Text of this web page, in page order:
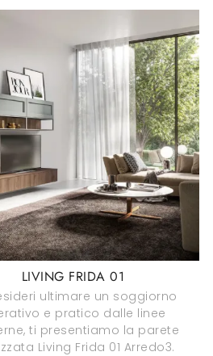
LIVING FRIDA 01
ultimare un soggiorno
e pratico dalle linee
ti presentiamo la parete
Living Frida 01 Arredo3.